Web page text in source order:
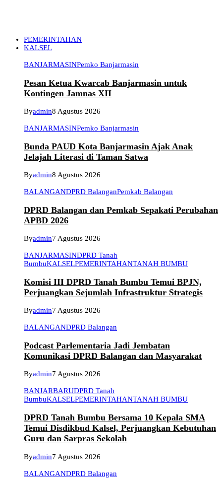
PEMERINTAHAN
KALSEL
BANJARMASINPemko Banjarmasin
Pesan Ketua Kwarcab Banjarmasin untuk
Kontingen Jamnas XII
Byadmin8 Agustus 2026
BANJARMASINPemko Banjarmasin
Bunda PAUD Kota Banjarmasin Ajak Anak
Jelajah Literasi di Taman Satwa
Byadmin8 Agustus 2026
BALANGANDPRD BalanganPemkab Balangan
DPRD Balangan dan Pemkab Sepakati Perubahan
APBD 2026
Byadmin7 Agustus 2026
BANJARMASINDPRD Tanah
BumbuKALSELPEMERINTAHANTANAH BUMBU
Komisi III DPRD Tanah Bumbu Temui BPJN,
Perjuangkan Sejumlah Infrastruktur Strategis
Byadmin7 Agustus 2026
BALANGANDPRD Balangan
Podcast Parlementaria Jadi Jembatan
Komunikasi DPRD Balangan dan Masyarakat
Byadmin7 Agustus 2026
BANJARBARUDPRD Tanah
BumbuKALSELPEMERINTAHANTANAH BUMBU
DPRD Tanah Bumbu Bersama 10 Kepala SMA
Temui Disdikbud Kalsel, Perjuangkan Kebutuhan
Guru dan Sarpras Sekolah
Byadmin7 Agustus 2026
BALANGANDPRD Balangan